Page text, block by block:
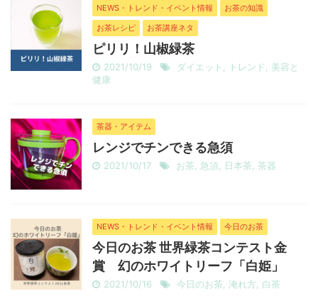
NEWS・トレンド・イベント情報
お茶の知識
お茶レシピ
お茶講座ネタ
ピリリ！山椒緑茶
2021/10/19 ダイエット トレンド
美容と
健康
茶器・アイテム
レンジでチンできる急須
2021/10/17 お茶 急須 日本茶 茶器
NEWS・トレンド・イベント情報 今日のお茶
今日のお茶 世界緑茶コンテスト金
賞 幻のホワイトリーフ「白姫」
2021/10/16 今日のお茶 淹れ方 白茶